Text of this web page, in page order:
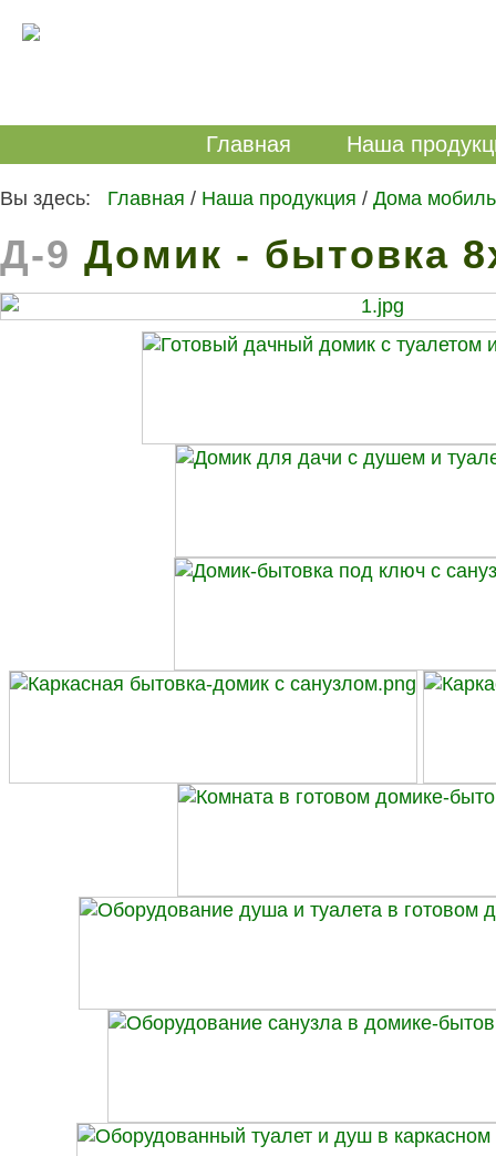
Главная Наша
Вы здесь: Главная / Наша продукция / Дома
Д-9 Домик - бытовка